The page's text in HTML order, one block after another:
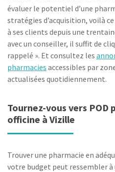
évaluer le potentiel d’une
stratégies d’acquisition, voilà
à ses clients depuis une
avec un conseiller, il suffit de
rappelé ». Et consultez les
pharmacies accessibles par
actualisées quotidiennement.
Tournez-vous vers POD
officine à Vizille
Trouver une pharmacie en
votre budget peut ressembler